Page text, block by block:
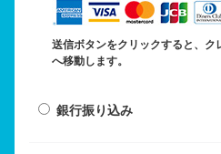
送信ボタンをクリックすると、
へ移動します。
銀行振り込み